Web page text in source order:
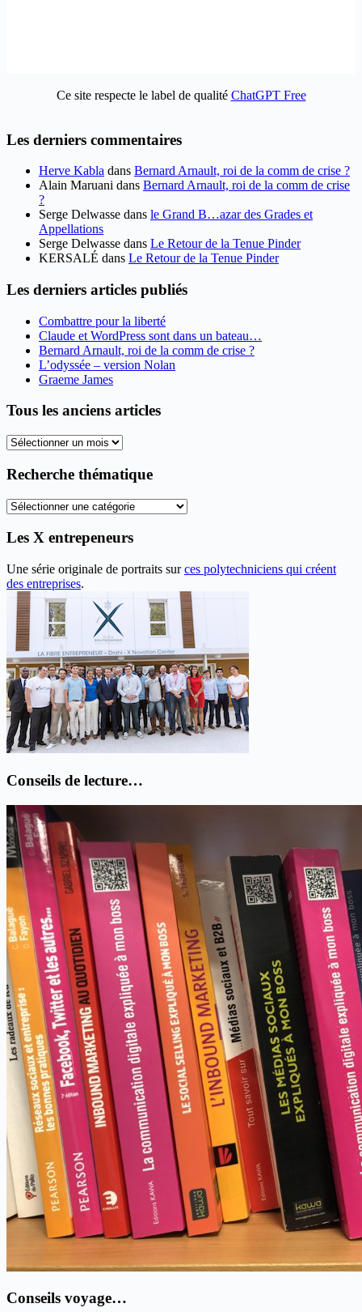
Ce site respecte le label de qualité ChatGPT Free
Les derniers commentaires
Herve Kabla dans Bernard Arnault, roi de la comm de crise ?
Alain Maruani dans Bernard Arnault, roi de la comm de crise
?
Serge Delwasse dans le Grand B…azar des Grades et
Appellations
Serge Delwasse dans Le Retour de la Tenue Pinder
KERSALÉ dans Le Retour de la Tenue Pinder
Les derniers articles publiés
Combattre pour la liberté
Claude et WordPress sont dans un bateau…
Bernard Arnault, roi de la comm de crise ?
L’odyssée – version Nolan
Graeme James
Tous les anciens articles
Tous
anciens
Recherche thématique
Recherche
Les X entrepeneurs
Une série originale de portraits surces polytechniciens qui créent
des entreprises.
Conseils de lecture…
Conseils voyage…